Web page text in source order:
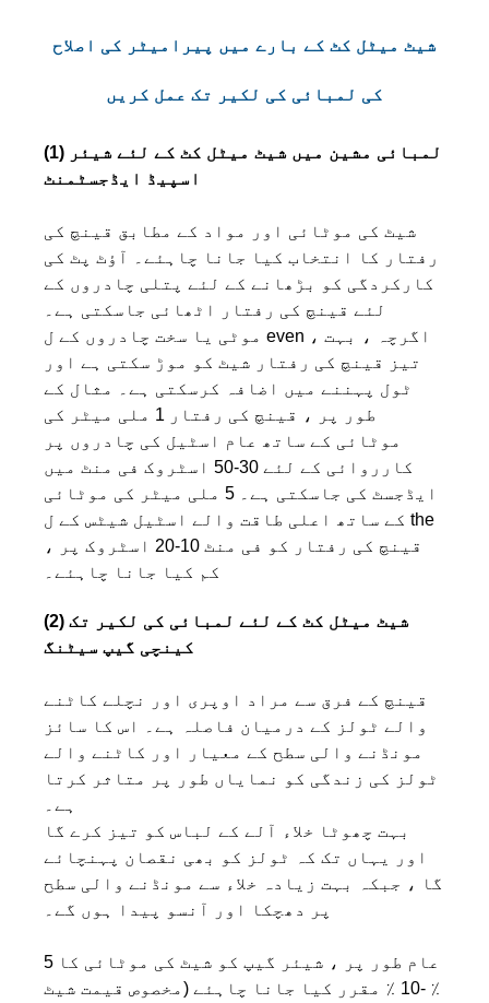
شیٹ میٹل کٹ کے بارے میں پیرامیٹر کی اصلاح
کی لمبائی کی لکیر تک عمل کریں
(1) لمبائی مشین میں شیٹ میٹل کٹ کے لئے شیئر
اسپیڈ ایڈجسٹمنٹ
شیٹ کی موٹائی اور مواد کے مطابق قینچ کی
رفتار کا انتخاب کیا جانا چاہئے۔ آؤٹ پٹ کی
کارکردگی کو بڑھانے کے لئے پتلی چادروں کے
لئے قینچ کی رفتار اٹھائی جاسکتی ہے۔
موٹی یا سخت چادروں کے ل even ، اگرچہ ، بہت
تیز قینچ کی رفتار شیٹ کو موڑ سکتی ہے اور
ٹول پہننے میں اضافہ کرسکتی ہے۔ مثال کے
طور پر ، قینچ کی رفتار 1 ملی میٹر کی
موٹائی کے ساتھ عام اسٹیل کی چادروں پر
کارروائی کے لئے 30-50 اسٹروک فی منٹ میں
ایڈجسٹ کی جاسکتی ہے۔ 5 ملی میٹر کی موٹائی
کے ساتھ اعلی طاقت والے اسٹیل شیٹس کے ل the
، قینچ کی رفتار کو فی منٹ 10-20 اسٹروک پر
کم کیا جانا چاہئے۔
(2) شیٹ میٹل کٹ کے لئے لمبائی کی لکیر تک
کینچی گیپ سیٹنگ
قینچ کے فرق سے مراد اوپری اور نچلے کاٹنے
والے ٹولز کے درمیان فاصلہ ہے۔ اس کا سائز
مونڈنے والی سطح کے معیار اور کاٹنے والے
ٹولز کی زندگی کو نمایاں طور پر متاثر کرتا
ہے۔
بہت چھوٹا خلاء آلے کے لباس کو تیز کرے گا
اور یہاں تک کہ ٹولز کو بھی نقصان پہنچائے
گا ، جبکہ بہت زیادہ خلاء سے مونڈنے والی سطح
پر دھچکا اور آنسو پیدا ہوں گے۔
عام طور پر ، شیئر گیپ کو شیٹ کی موٹائی کا 5
٪ -10 ٪ مقرر کیا جانا چاہئے (مخصوص قیمت شیٹ